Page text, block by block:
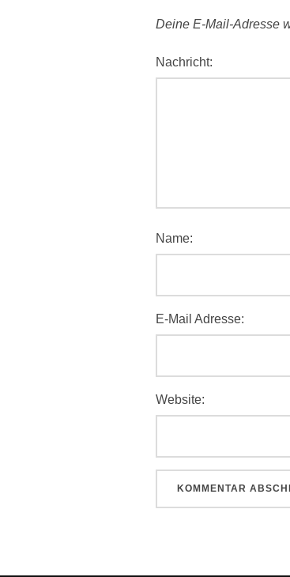
Deine E-Mail-Adresse
Nachricht:
Name:
E-Mail Adresse:
Website: